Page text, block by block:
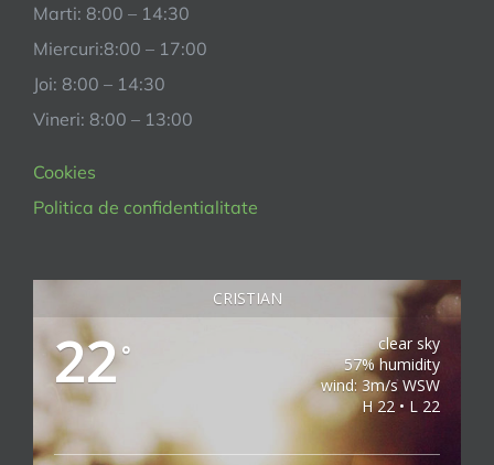
Marti: 8:00 – 14:30
Miercuri:8:00 – 17:00
Joi: 8:00 – 14:30
Vineri: 8:00 – 13:00
Cookies
Politica de confidentialitate
CRISTIAN
22°
clear sky
57% humidity
wind: 3m/s WSW
H 22 • L 22